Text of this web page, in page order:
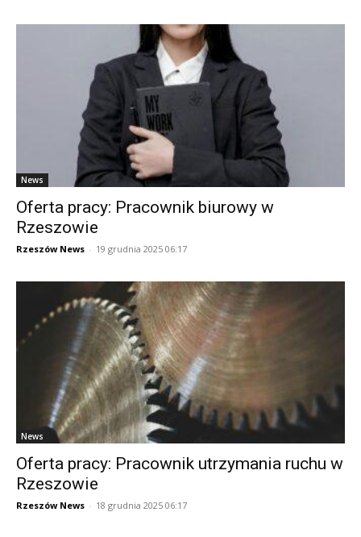
News
Oferta pracy: Pracownik biurowy w
Rzeszowie
Rzeszów News - 19 grudnia 2025 06:17
News
Oferta pracy: Pracownik utrzymania ruchu w
Rzeszowie
Rzeszów News - 18 grudnia 2025 06:17